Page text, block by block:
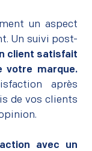
un aspect
Un suivi post-
client satisfait
votre marque.
après
de vos clients
avec un